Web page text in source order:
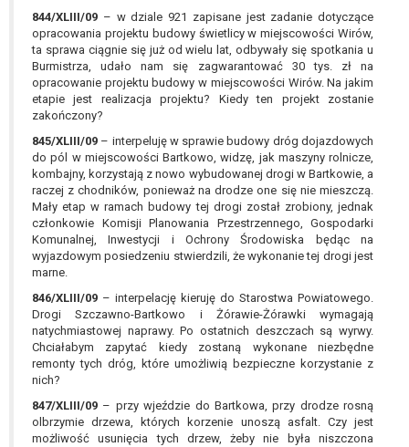
844/XLIII/09 – w dziale 921 zapisane jest zadanie dotyczące
opracowania projektu budowy świetlicy w miejscowości Wirów,
ta sprawa ciągnie się już od wielu lat, odbywały się spotkania u
Burmistrza, udało nam się zagwarantować 30 tys. zł na
opracowanie projektu budowy w miejscowości Wirów. Na jakim
etapie jest realizacja projektu? Kiedy ten projekt zostanie
zakończony?
845/XLIII/09 – interpeluję w sprawie budowy dróg dojazdowych
do pól w miejscowości Bartkowo, widzę, jak maszyny rolnicze,
kombajny, korzystają z nowo wybudowanej drogi w Bartkowie, a
raczej z chodników, ponieważ na drodze one się nie mieszczą.
Mały etap w ramach budowy tej drogi został zrobiony, jednak
członkowie Komisji Planowania Przestrzennego, Gospodarki
Komunalnej, Inwestycji i Ochrony Środowiska będąc na
wyjazdowym posiedzeniu stwierdzili, że wykonanie tej drogi jest
marne.
846/XLIII/09 – interpelację kieruję do Starostwa Powiatowego.
Drogi Szczawno-Bartkowo i Żórawie-Żórawki wymagają
natychmiastowej naprawy. Po ostatnich deszczach są wyrwy.
Chciałabym zapytać kiedy zostaną wykonane niezbędne
remonty tych dróg, które umożliwią bezpieczne korzystanie z
nich?
847/XLIII/09 – przy wjeździe do Bartkowa, przy drodze rosną
olbrzymie drzewa, których korzenie unoszą asfalt. Czy jest
możliwość usunięcia tych drzew, żeby nie była niszczona